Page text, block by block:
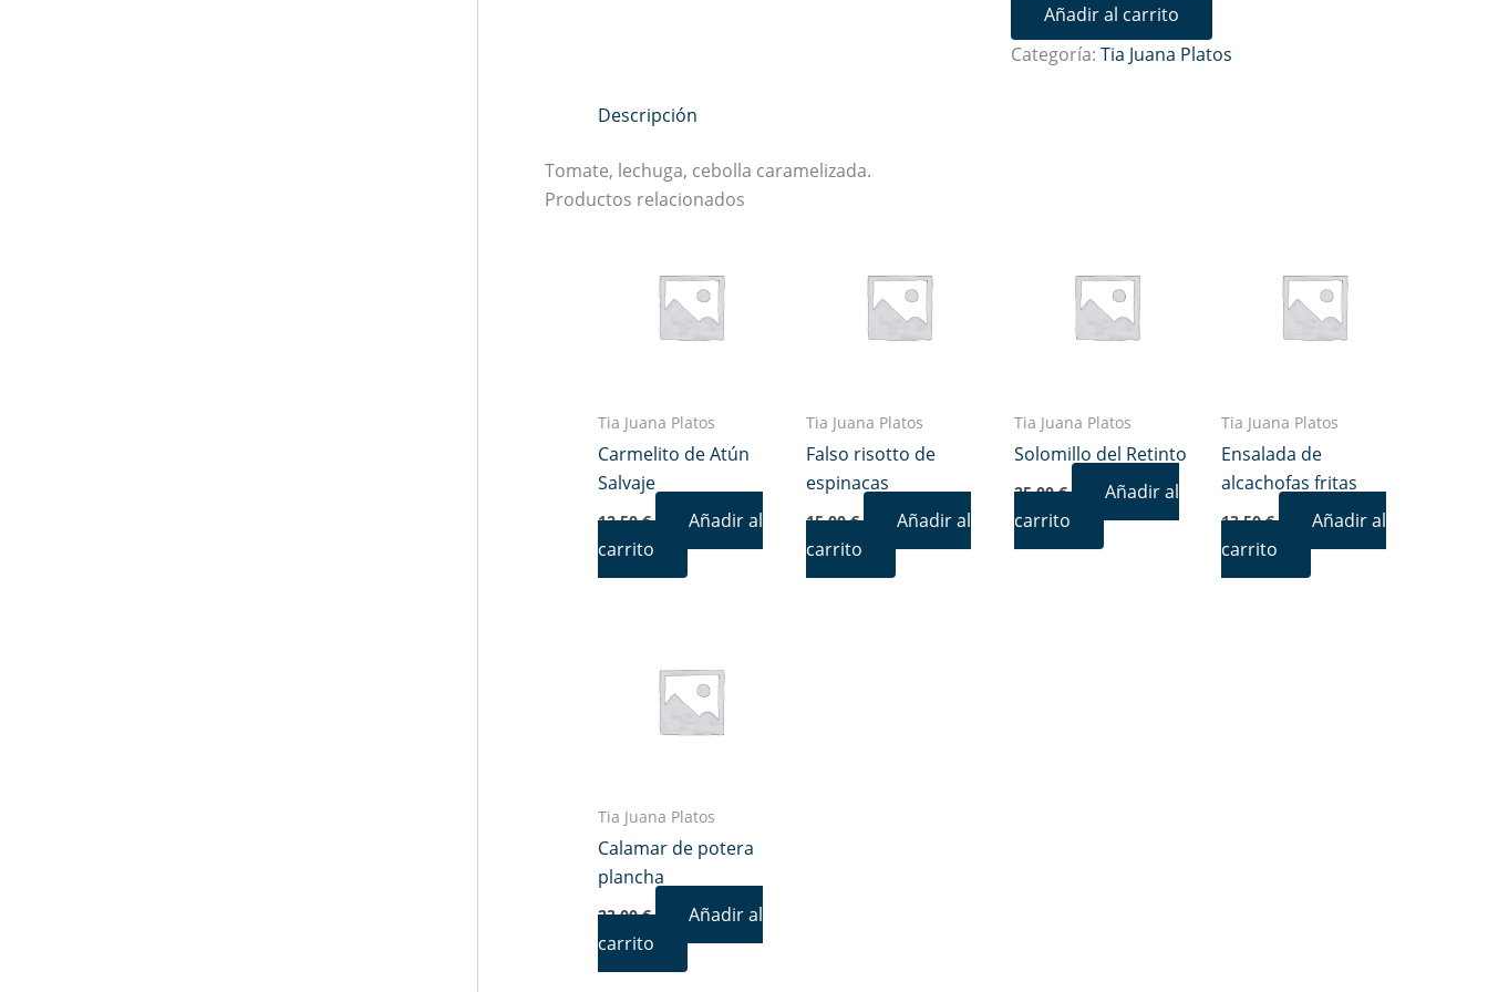
Añadir al carrito
Categoría: Tia Juana Platos
Descripción
Tomate, lechuga, cebolla caramelizada.
Productos relacionados
Tia Juana Platos
Carmelito de Atún
Salvaje
12,50€
Añadir al
carrito
Tia Juana Platos
Falso risotto de
espinacas
15,00€
Añadir al
carrito
Tia Juana Platos
Solomillo del Retinto
25,00€
Añadir al
carrito
Tia Juana Platos
Ensalada de
alcachofas fritas
13,50€
Añadir al
carrito
Tia Juana Platos
Calamar de potera
plancha
23,00€
Añadir al
carrito